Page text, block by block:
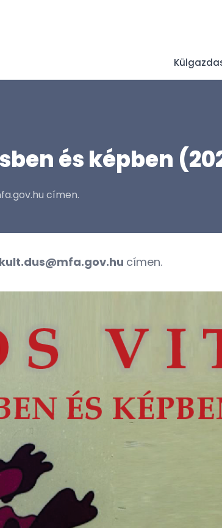
és képben
címen.
kult.dus@mfa.gov.hu címen.